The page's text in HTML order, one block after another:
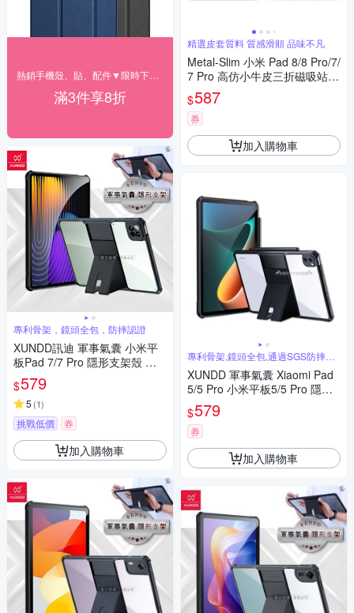
滿3件享8折
專利骨架，鏡頭全包，防摔認證
XUNDD訊迪 軍事氣囊 小米平
板Pad 7/7 Pro 隱形支架殼 平
板防摔保護套(極簡黑)
$579
5 (1)
挑戰低價 券
加入購物車
精選皮套質料 質感滑順 品味不凡
Metal-Slim 小米 Pad 8/8 Pro/7/
7 Pro 高仿小牛皮三折磁吸站立
皮套
$587
券
加入購物車
專利骨架,鏡頭全包,通過SGS防摔認
證
XUNDD 軍事氣囊 Xiaomi Pad
5/5 Pro 小米平板5/5 Pro 隱形
支架殼 平板防摔保護套(極簡
黑)
$579
券
加入購物車